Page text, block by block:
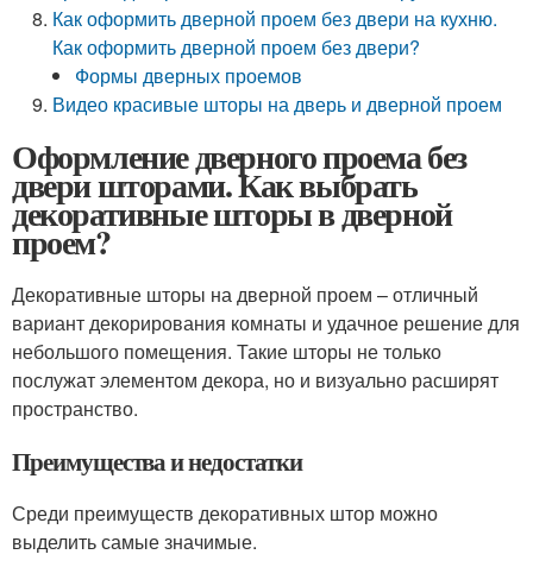
Как оформить дверной проем без двери на кухню.
Как оформить дверной проем без двери?
Формы дверных проемов
Видео красивые шторы на дверь и дверной проем
Оформление дверного проема без
двери шторами. Как выбрать
декоративные шторы в дверной
проем?
Декоративные шторы на дверной проем – отличный
вариант декорирования комнаты и удачное решение для
небольшого помещения. Такие шторы не только
послужат элементом декора, но и визуально расширят
пространство.
Преимущества и недостатки
Среди преимуществ декоративных штор можно
выделить самые значимые.